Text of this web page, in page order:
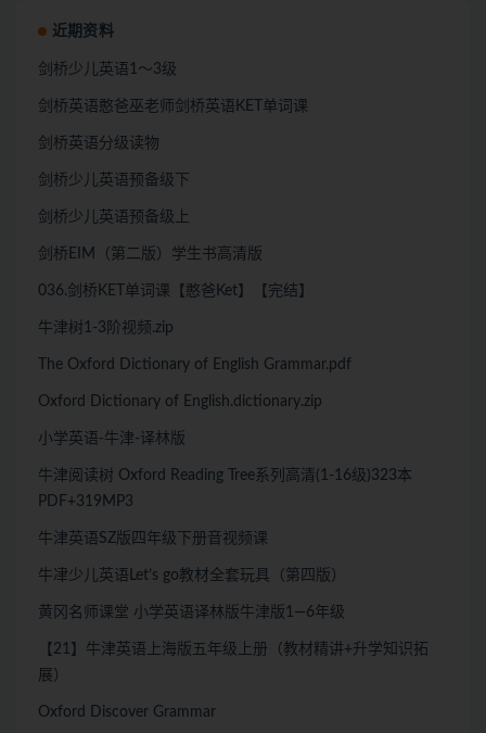
近期资料
剑桥少儿英语1～3级
剑桥英语憨爸巫老师剑桥英语KET单词课
剑桥英语分级读物
剑桥少儿英语预备级下
剑桥少儿英语预备级上
剑桥EIM（第二版）学生书高清版
036.剑桥KET单词课【憨爸Ket】【完结】
牛津树1-3阶视频.zip
The Oxford Dictionary of English Grammar.pdf
Oxford Dictionary of English.dictionary.zip
小学英语-牛津-译林版
牛津阅读树 Oxford Reading Tree系列高清(1-16级)323本
PDF+319MP3
牛津英语SZ版四年级下册音视频课
牛冿少儿英语Let’s go教材全套玩具（第四版）
黄冈名师课堂 小学英语译林版牛津版1—6年级
【21】牛津英语上海版五年级上册（教材精讲+升学知识拓
展）
Oxford Discover Grammar